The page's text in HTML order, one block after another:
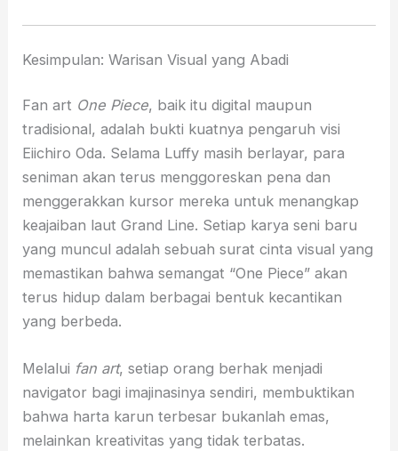
Kesimpulan: Warisan Visual yang Abadi
Fan art One Piece, baik itu digital maupun
tradisional, adalah bukti kuatnya pengaruh visi
Eiichiro Oda. Selama Luffy masih berlayar, para
seniman akan terus menggoreskan pena dan
menggerakkan kursor mereka untuk menangkap
keajaiban laut Grand Line. Setiap karya seni baru
yang muncul adalah sebuah surat cinta visual yang
memastikan bahwa semangat “One Piece” akan
terus hidup dalam berbagai bentuk kecantikan
yang berbeda.
Melalui fan art, setiap orang berhak menjadi
navigator bagi imajinasinya sendiri, membuktikan
bahwa harta karun terbesar bukanlah emas,
melainkan kreativitas yang tidak terbatas.